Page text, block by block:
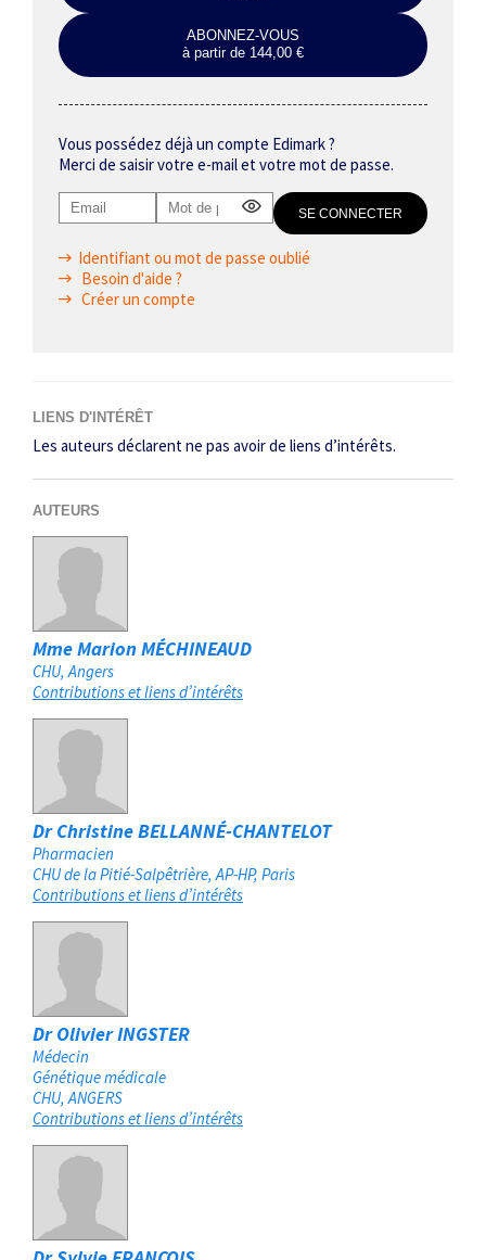
ABONNEZ-VOUS
à partir de 144,00 €
Vous possédez déjà un compte Edimark ?
Merci de saisir votre e-mail et votre mot de passe.
Identifiant ou mot de passe oublié
Besoin d'aide ?
Créer un compte
LIENS D'INTÉRÊT
Les auteurs déclarent ne pas avoir de liens d’intérêts.
AUTEURS
Mme Marion MÉCHINEAUD
CHU Angers
Contributions et liens d’intérêts
Dr Christine BELLANNÉ-CHANTELOT
Pharmacien
CHU de la Pitié-Salpêtrière, AP-HP Paris
Contributions et liens d’intérêts
Dr Olivier INGSTER
Médecin
Génétique médicale
CHU ANGERS
Contributions et liens d’intérêts